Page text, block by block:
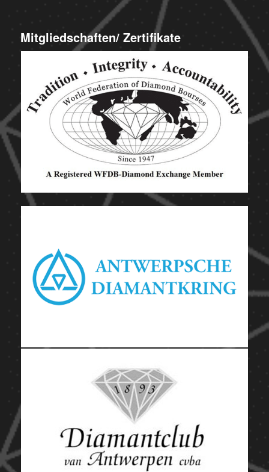
Mitgliedschaften/ Zertifikate